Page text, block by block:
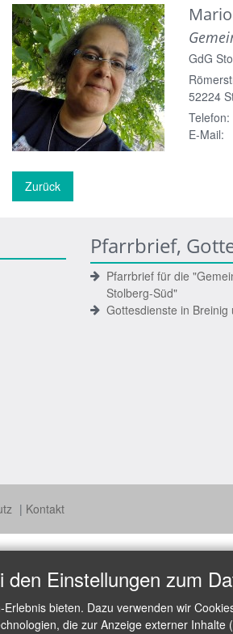
GdG
52224
Telefon:
E-Mail:
Zurück
Pfarrbrief,
Pfarrbrief für die
Stolberg-Süd"
Gottesdienste in Breinig
Kontakt
den Einstellungen zum
bieten. Dazu verwenden wir
die zur Anzeige externer